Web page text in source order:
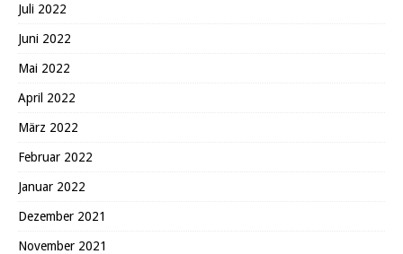
Juli 2022
Juni 2022
Mai 2022
April 2022
März 2022
Februar 2022
Januar 2022
Dezember 2021
November 2021